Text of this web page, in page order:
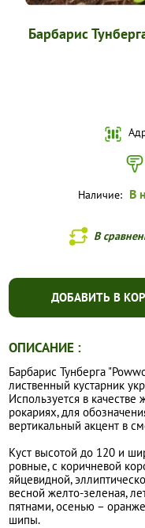
Барбарис
Наличие: В
В
ДОБАВИТЬ В
ОПИСАНИЕ :
Барбарис Тунберга
лиственный кустарник
Используется в качестве
рокариях, для
вертикальный акцент в
Куст высотой до 120 и
ровные, с коричневой
яйцевидной,
весной желто-зеленая,
пятнами, осенью –
шипы.